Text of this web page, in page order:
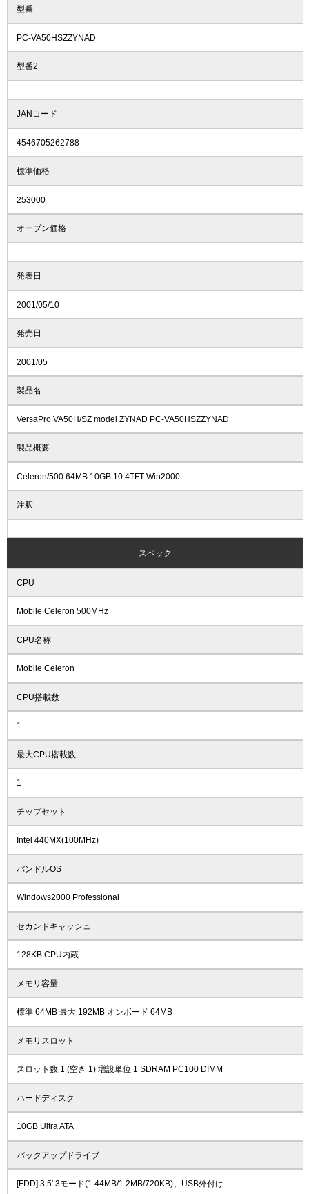
型番
PC-VA50HSZZYNAD
型番2
JANコード
4546705262788
標準価格
253000
オープン価格
発表日
2001/05/10
発売日
2001/05
製品名
VersaPro VA50H/SZ model ZYNAD PC-VA50HSZZYNAD
製品概要
Celeron/500 64MB 10GB 10.4TFT Win2000
注釈
スペック
CPU
Mobile Celeron 500MHz
CPU名称
Mobile Celeron
CPU搭載数
1
最大CPU搭載数
1
チップセット
Intel 440MX(100MHz)
バンドルOS
Windows2000 Professional
セカンドキャッシュ
128KB CPU内蔵
メモリ容量
標準 64MB 最大 192MB オンボード 64MB
メモリスロット
スロット数 1 (空き 1) 増設単位 1 SDRAM PC100 DIMM
ハードディスク
10GB Ultra ATA
バックアップドライブ
[FDD] 3.5' 3モード(1.44MB/1.2MB/720KB)、USB外付け